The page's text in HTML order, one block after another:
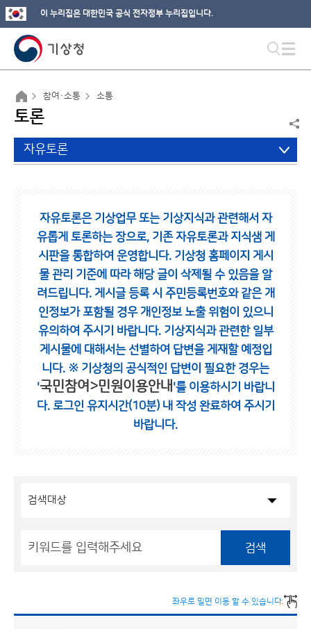
이 누리집은 대한민국 공식 전자정부 누리집입니다.
참여·소통 소통
토론
자유토론
자유토론은 기상업무 또는 기상지식과 관련해서 자
유롭게 토론하는 장으로, 기존 자유토론과 지식샘 게
시판을 통합하여 운영합니다. 기상청 홈페이지 게시
물 관리 기준에 따라 해당 글이 삭제될 수 있음을 알
려드립니다. 게시글 등록 시 주민등록번호와 같은 개
인정보가 포함될 경우 개인정보 노출 위험이 있으니
유의하여 주시기 바랍니다. 기상지식과 관련한 일부
게시물에 대해서는 선별하여 답변을 게재할 예정입
니다. ※ 기상청의 공식적인 답변이 필요한 경우는
'국민참여>민원이용안내 '를 이용하시기 바랍니
다. 로그인 유지시간(10분) 내 작성 완료하여 주시기
바랍니다.
검색
좌우로 밀면 이동 할 수 있습니다.